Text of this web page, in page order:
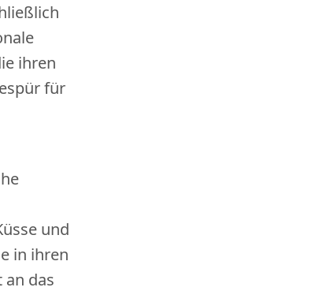
ihren
für
und
in ihren
an das